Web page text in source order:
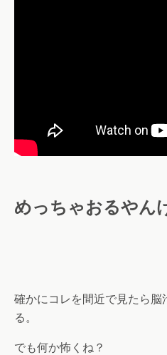
めっちゃおるやん
確かにコレを間近で見たら
る。
でも何か怖くね？